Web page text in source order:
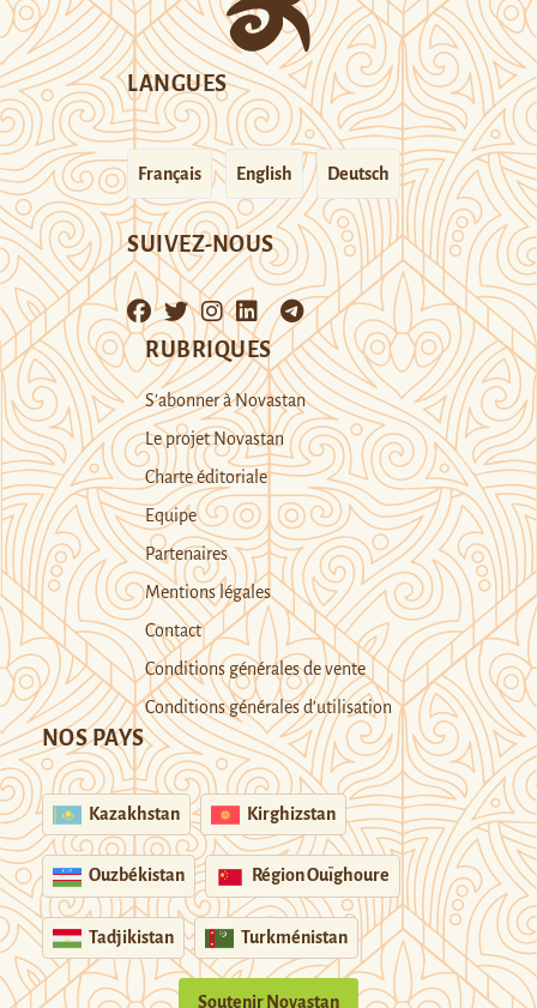
LANGUES
Français English Deutsch
SUIVEZ-NOUS
RUBRIQUES
S’abonner à Novastan
Le projet Novastan
Charte éditoriale
Equipe
Partenaires
Mentions légales
Contact
Conditions générales de vente
Conditions générales d’utilisation
NOS PAYS
Kazakhstan Kirghizstan
Ouzbékistan Région Ouïghoure
Tadjikistan Turkménistan
Soutenir Novastan